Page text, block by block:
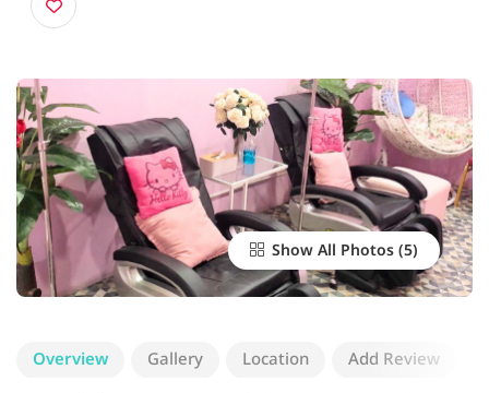
Show All Photos
Overview Gallery Location Add Review